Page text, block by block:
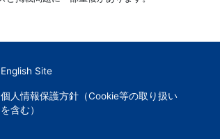
English Site
個人情報保護方針（Cookie等の取り扱い
を含む）